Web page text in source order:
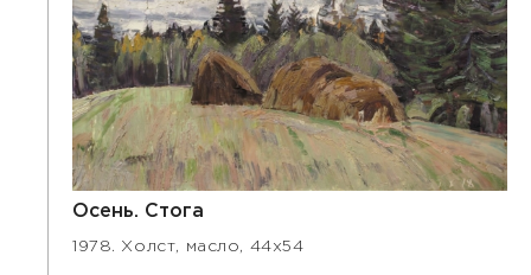
Осень. Стога
1978. Холст, масло, 44х54